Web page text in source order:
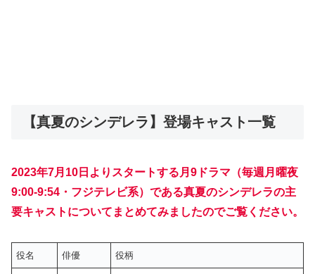
【真夏のシンデレラ】登場キャスト一覧
2023年7月10日よりスタートする月9ドラマ（毎週月曜夜
9:00-9:54・フジテレビ系）である真夏のシンデレラの主
要キャストについてまとめてみましたのでご覧ください。
役名 俳優 役柄